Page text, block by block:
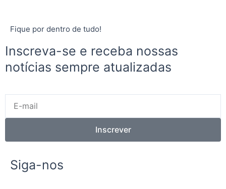
Fique por dentro de tudo!
Inscreva-se e receba nossas
notícias sempre atualizadas
mail
Inscrever
Siga-nos